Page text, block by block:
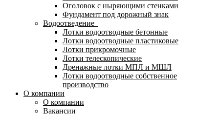
Оголовок с ныряющими стенками
Фундамент под дорожный знак
Водоотведение
Лотки водоотводные бетонные
Лотки водоотводные пластиковые
Лотки прикромочные
Лотки телескопические
Дренажные лотки МПЛ и МШЛ
Лотки водоотводные собственное
производство
О компании
О компании
Вакансии